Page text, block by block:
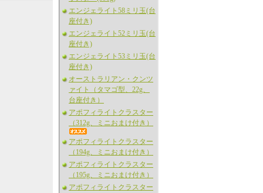
エンジェライト58ミリ玉(台
座付き)
エンジェライト52ミリ玉(台
座付き)
エンジェライト53ミリ玉(台
座付き)
オーストラリアン・クンツ
ァイト（タマゴ型、22g、
台座付き）
アポフィライトクラスター
（312g、ミニおまけ付き）
アポフィライトクラスター
（194g、ミニおまけ付き）
アポフィライトクラスター
（195g、ミニおまけ付き）
アポフィライトクラスター